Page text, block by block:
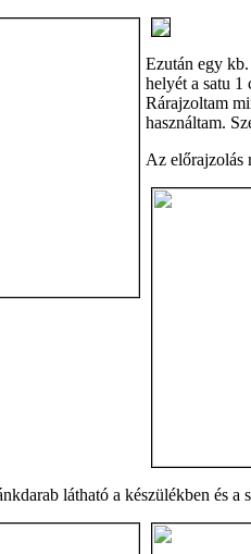
Ezután egy
helyét a satu
Rárajzoltam
használtam.
Az előrajzolás
látható a készülékben és a